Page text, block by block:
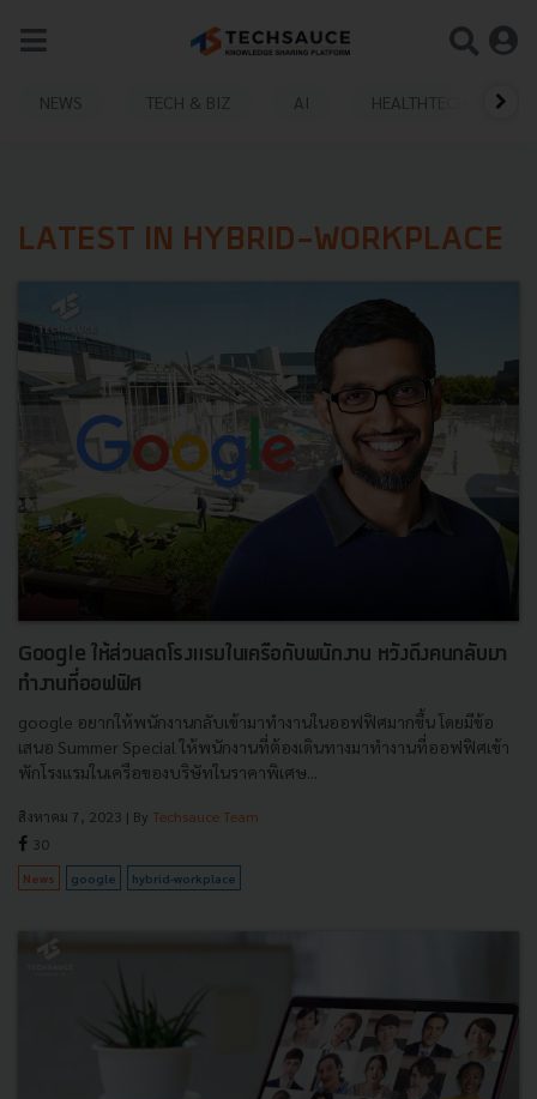
NEWS TECH & BIZ AI HEALTHTECH
LATEST IN HYBRID-WORKPLACE
Google ให้ส่วนลดโรงแรมในเครือกับพนักงาน หวังดึงคนกลับมา
ทำงานที่ออฟฟิศ
google อยากให้พนักงานกลับเข้ามาทำงานในออฟฟิศมากขึ้น โดยมีข้อ
เสนอ Summer Special ให้พนักงานที่ต้องเดินทางมาทำงานที่ออฟฟิศเข้า
พักโรงแรมในเครือของบริษัทในราคาพิเศษ...
สิงหาคม 7, 2023 | By Techsauce Team
30
News google hybrid-workplace